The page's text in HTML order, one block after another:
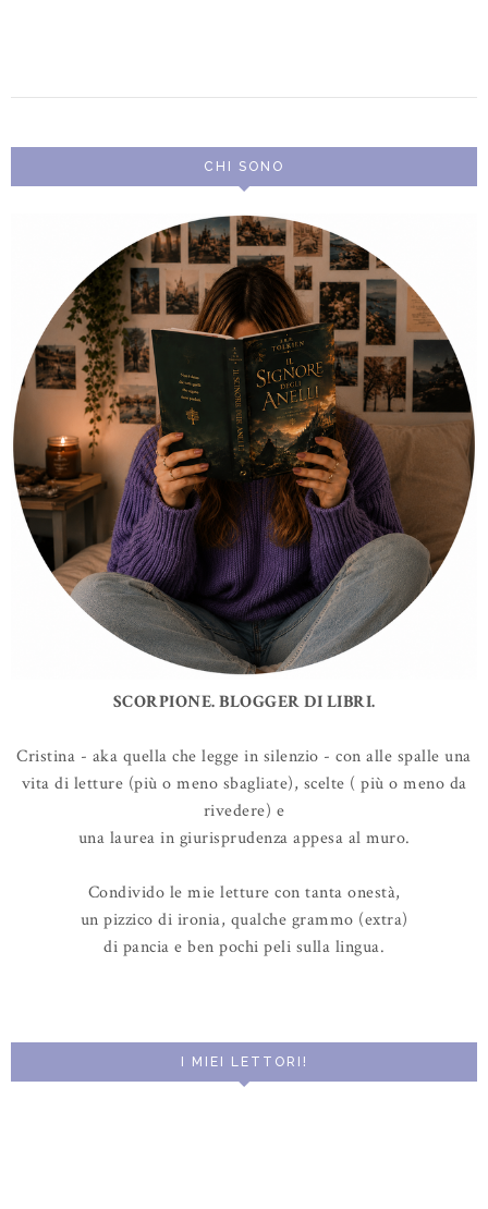
CHI SONO
SCORPIONE. BLOGGER DI LIBRI.
Cristina - aka quella che legge in silenzio - con alle spalle una
vita di letture (più o meno sbagliate), scelte ( più o meno da
rivedere) e
una laurea in giurisprudenza appesa al muro.
Condivido le mie letture con tanta onestà,
un pizzico di ironia, qualche grammo (extra)
di pancia e ben pochi peli sulla lingua.
I MIEI LETTORI!